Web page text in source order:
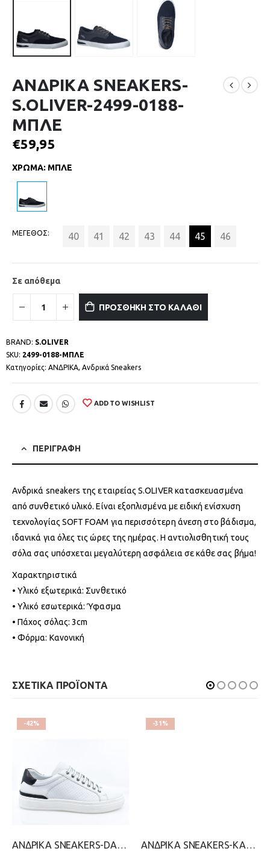
ΑΝΔΡΙΚΑ SNEAKERS-
S.OLIVER-2499-0188-
ΜΠΛΕ
€59,95
ΧΡΩΜΑ: ΜΠΛΕ
ΜΕΓΕΘΟΣ 40 41 42 43 44 45 46
Σε απόθεμα
ΠΡΟΣΘΗΚΗ ΣΤΟ ΚΑΛΑΘΙ
BRAND: S.OLIVER
SKU: 2499-0188-ΜΠΛΕ
Κατηγορίες: ΑΝΔΡΙΚΑ, Ανδρικά Sneakers
ADD TO WISHLIST
ΠΕΡΙΓΡΑΦΗ
Ανδρικά sneakers της εταιρείας S.OLIVER κατασκευασμένα
από συνθετικό υλικό. Είναι εξοπλισμένα με ειδική ενίσχυση
τεχνολογίας SOFT FOAM για περισσότερη άνεση στο βάδισμα,
ιδανικά για όλες τις ώρες της ημέρας. Η αντιολισθητική τους
σόλα σας υπόσχεται μεγαλύτερη ασφάλεια σε κάθε σας βήμα!
Χαρακτηριστικά
• Υλικό εξωτερικά: Συνθετικό
• Υλικό εσωτερικά: Ύφασμα
• Πάχος σόλας: 3cm
• Φόρμα: Κανονική
ΣΧΕΤΙΚΑ ΠΡΟΪΟΝΤΑ
-42%
ΑΝΔΡΙΚΑ SNEAKERS-DAMIANI-2099-0504-ΛΕΥΚΟ
-31%
ΑΝΔΡΙΚΑ SNEAKERS-KALT-2099-0642-ΤΑΜΠΑ